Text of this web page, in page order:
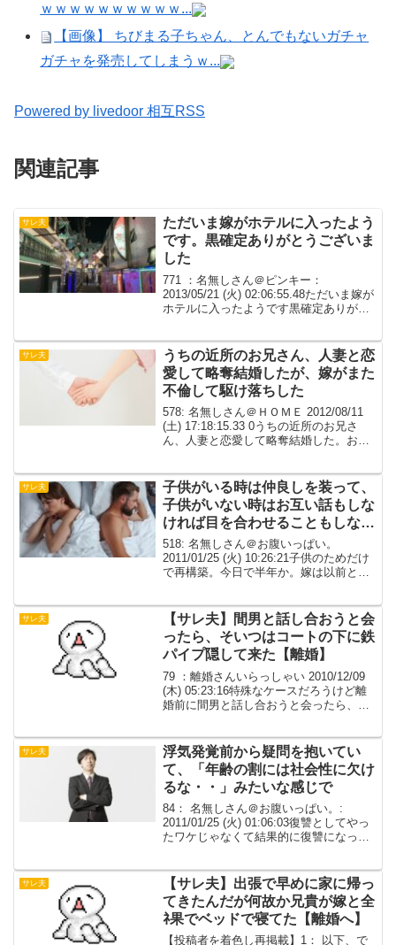
ｗｗｗｗｗｗｗｗｗｗ...
【画像】 ちびまる子ちゃん、とんでもないガチャ
ガチャを発売してしまうｗ...
Powered by livedoor 相互RSS
関連記事
サレ夫
ただいま嫁がホテルに入ったよう
です。黒確定ありがとうございま
した
771 ：名無しさん＠ピンキー：
2013/05/21 (火) 02:06:55.48ただいま嫁が
ホテルに入ったようです黒確定ありがと
く7...
サレ夫
うちの近所のお兄さん、人妻と恋
愛して略奪結婚したが、嫁がまた
不倫して駆け落ちした
578: 名無しさん＠ＨＯＭＥ 2012/08/11
(土) 17:18:15.33 0うちの近所のお兄さ
ん、人妻と恋愛して略奪結婚した。お兄
バが3人の子を育てていた。...
サレ夫
子供がいる時は仲良しを装って、
子供がいない時はお互い話もしな
ければ目を合わせることもしな
い。
518: 名無しさん＠お腹いっぱい。
2011/01/25 (火) 10:26:21子供のためだけ
で再構築。今日で半年か。嫁は以前と変
けているのは前と変わらない。顔を見...
サレ夫
【サレ夫】間男と話し合おうと会
ったら、そいつはコートの下に鉄
パイプ隠して来た【離婚】
79 ：離婚さんいらっしゃい 2010/12/09
(木) 05:23:16特殊なケースだろうけど離
婚前に間男と話し合おうと会ったら、そ
書と証拠の鉄パイプとともに警察...
サレ夫
浮気発覚前から疑問を抱いてい
て、「年齢の割には社会性に欠け
るな・・」みたいな感じで
84： 名無しさん＠お腹いっぱい。:
2011/01/25 (火) 01:06:03復讐としてやっ
たワケじゃなくて結果的に復讐になった
こ...
サレ夫
【サレ夫】出張で早めに家に帰っ
てきたんだが何故か兄貴が嫁と全
ﾈ果でベッドで寝てた【離婚へ】
【投稿者を着色し再掲載】1： 以下、で